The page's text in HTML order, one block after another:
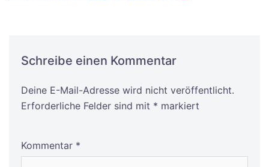
Schreibe einen Kommentar
Deine E-Mail-Adresse wird nicht veröffentlicht.
Erforderliche Felder sind mit * markiert
Kommentar *
Alternative: